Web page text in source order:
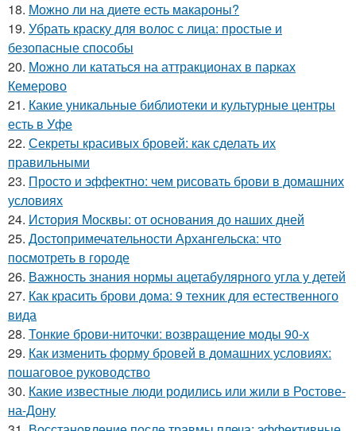
18. Можно ли на диете есть макароны?
19. Убрать краску для волос с лица: простые и
безопасные способы
20. Можно ли кататься на аттракционах в парках
Кемерово
21. Какие уникальные библиотеки и культурные центры
есть в Уфе
22. Секреты красивых бровей: как сделать их
правильными
23. Просто и эффектно: чем рисовать брови в домашних
условиях
24. История Москвы: от основания до наших дней
25. Достопримечательности Архангельска: что
посмотреть в городе
26. Важность знания нормы ацетабулярного угла у детей
27. Как красить брови дома: 9 техник для естественного
вида
28. Тонкие брови-ниточки: возвращение моды 90-х
29. Как изменить форму бровей в домашних условиях:
пошаговое руководство
30. Какие известные люди родились или жили в Ростове-
на-Дону